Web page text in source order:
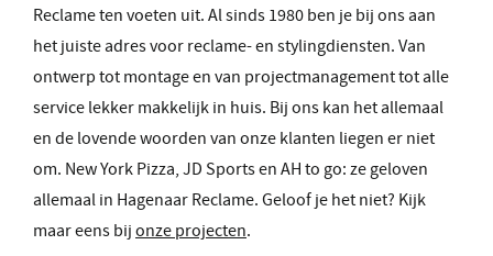
Reclame ten voeten uit. Al sinds 1980 ben je bij ons aan
het juiste adres voor reclame- en stylingdiensten. Van
ontwerp tot montage en van projectmanagement tot alle
service lekker makkelijk in huis. Bij ons kan het allemaal
en de lovende woorden van onze klanten liegen er niet
om. New York Pizza, JD Sports en AH to go: ze geloven
allemaal in Hagenaar Reclame. Geloof je het niet? Kijk
maar eens bij onze projecten.